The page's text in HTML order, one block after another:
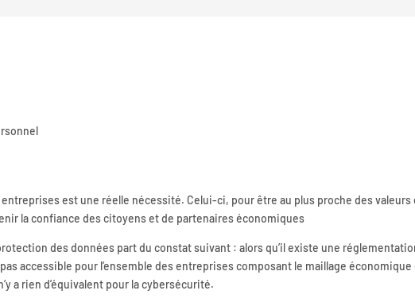
est une réelle nécessité. Celui-ci, pour être au plus proche des valeurs
la confiance des citoyens et de partenaires économiques
des données part du constat suivant : alors qu’il existe une
accessible pour l’ensemble des entreprises composant le maillage
a rien d’équivalent pour la cybersécurité.